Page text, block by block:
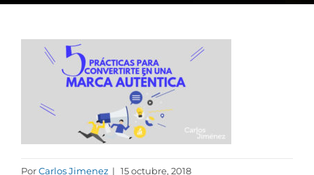
PorCarlos Jimenez | 15 octubre, 2018